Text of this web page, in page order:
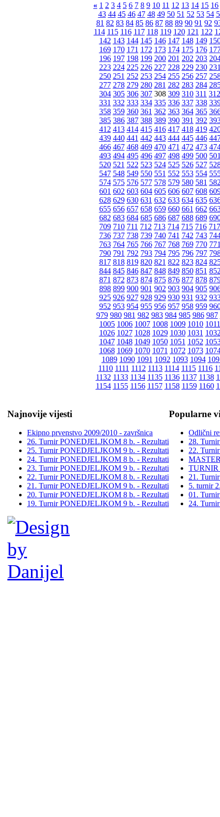
« 1 2 3 4 5 6 7 8 9 10 11 12 13 14 15 16
43 44 45 46 47 48 49 50 51 52 53 54
81 82 83 84 85 86 87 88 89 90 91 92
114 115 116 117 118 119 120 121 122
142 143 144 145 146 147 148 149
169 170 171 172 173 174 175 176
196 197 198 199 200 201 202 203
223 224 225 226 227 228 229 230
250 251 252 253 254 255 256 257
277 278 279 280 281 282 283 284
304 305 306 307 308 309 310 311 312
331 332 333 334 335 336 337 338
358 359 360 361 362 363 364 365
385 386 387 388 389 390 391 392
412 413 414 415 416 417 418 419
439 440 441 442 443 444 445 446
466 467 468 469 470 471 472 473
493 494 495 496 497 498 499 500
520 521 522 523 524 525 526 527
547 548 549 550 551 552 553 554
574 575 576 577 578 579 580 581
601 602 603 604 605 606 607 608
628 629 630 631 632 633 634 635
655 656 657 658 659 660 661 662
682 683 684 685 686 687 688 689
709 710 711 712 713 714 715 716 717
736 737 738 739 740 741 742 743
763 764 765 766 767 768 769 770
790 791 792 793 794 795 796 797
817 818 819 820 821 822 823 824
844 845 846 847 848 849 850 851
871 872 873 874 875 876 877 878
898 899 900 901 902 903 904 905
925 926 927 928 929 930 931 932
952 953 954 955 956 957 958 959
979 980 981 982 983 984 985 986 987
1005 1006 1007 1008 1009 1010 1011
1026 1027 1028 1029 1030 1031
1047 1048 1049 1050 1051 1052
1068 1069 1070 1071 1072 1073
1089 1090 1091 1092 1093 1094
1110 1111 1112 1113 1114 1115 1116
1132 1133 1134 1135 1136 1137 1138
1154 1155 1156 1157 1158 1159 1160
Najnovije vijesti
Ekipno prvenstvo 2009/2010 - završnica
26. Turnir PONEDJELJKOM 8 b. - Rezultati
25. Turnir PONEDJELJKOM 9 b. - Rezultati
24. Turnir PONEDJELJKOM 8 b. - Rezultati
23. Turnir PONEDJELJKOM 9 b. - Rezultati
22. Turnir PONEDJELJKOM 8 b. - Rezultati
21. Turnir PONEDJELJKOM 9 b. - Rezultati
20. Turnir PONEDJELJKOM 8 b. - Rezultati
19. Turnir PONEDJELJKOM 9 b. - Rezultati
Popularne
Odlični
28.
22.
TURNIR
21.
5. turnir
01.
24.